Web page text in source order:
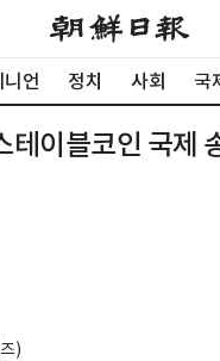
니언 정치 사회 국
테이블코인 국제
)